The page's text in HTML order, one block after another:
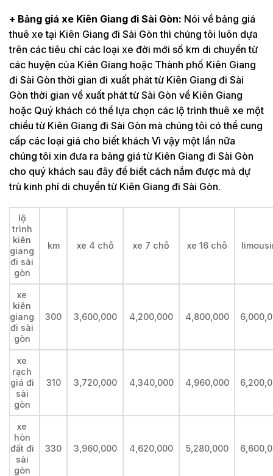
+ Bảng giá xe Kiên Giang đi Sài Gòn: Nói về bảng giá
thuê xe tại Kiên Giang đi Sài Gòn thì chúng tôi luôn dựa
trên các tiêu chí các loại xe đời mới số km di chuyển từ
các huyện của Kiên Giang hoặc Thành phố Kiên Giang
đi Sài Gòn thời gian đi xuất phát từ Kiên Giang đi Sài
Gòn thời gian về xuất phát từ Sài Gòn về Kiên Giang
hoặc Quý khách có thể lựa chọn các lộ trình thuê xe một
chiều từ Kiên Giang đi Sài Gòn mà chúng tôi có thể cung
cấp các loại giá cho biết khách Vì vậy một lần nữa
chúng tôi xin đưa ra bảng giá từ Kiên Giang đi Sài Gòn
cho quý khách sau đây để biết cách nắm được mà dự
trù kinh phí di chuyển từ Kiên Giang đi Sài Gòn.
lộ
trình
kiên
giang
đi sài
gòn
km xe 4 chỗ xe 7 chỗ xe 16 chỗ
xe
kiên
giang
đi sài
gòn
300 3,600,000 4,200,000 4,800,000
xe
rạch
giá đi
sài
gòn
310 3,720,000 4,340,000 4,960,000
xe
hòn
đất đi
sài
gòn
330 3,960,000 4,620,000 5,280,000